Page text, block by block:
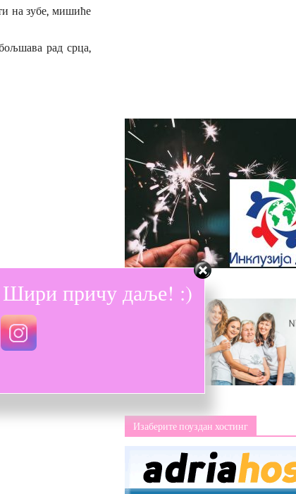
на зубе, мишиће
рад срца,
тренер
Изаберите поуздан хостинг
Шири причу даље! :)